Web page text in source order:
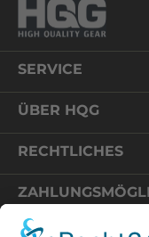
SERVICE
ÜBER HQG
RECHTLICHES